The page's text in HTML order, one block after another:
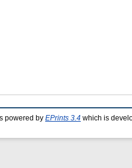
powered by EPrints 3.4 which is